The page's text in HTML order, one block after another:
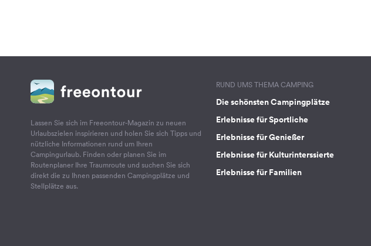
Lassen Sie sich im Freeontour-Magazin zu neuen
Urlaubszielen inspirieren und holen Sie sich Tipps und
nützliche Informationen rund um Ihren
Campingurlaub. Finden oder planen Sie im
Routenplaner Ihre Traumroute und suchen Sie sich
direkt die zu Ihnen passenden Campingplätze und
Stellplätze aus.
RUND UMS THEMA CAMPING
Die schönsten Campingplätze
Erlebnisse für Sportliche
Erlebnisse für Genießer
Erlebnisse für Kulturinterssierte
Erlebnisse für Familien